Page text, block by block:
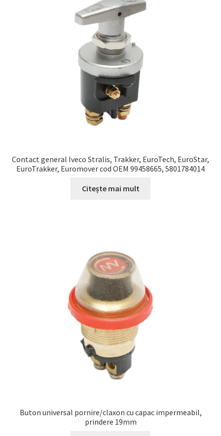
Contact general Iveco Stralis, Trakker, EuroTech, EuroStar,
EuroTrakker, Euromover cod OEM 99458665, 5801784014
Citește mai mult
Buton universal pornire/claxon cu capac impermeabil,
prindere 19mm